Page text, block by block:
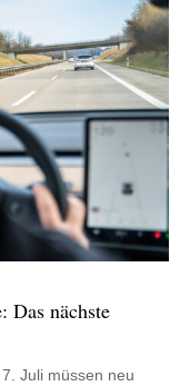
Das nächste
Juli müssen neu